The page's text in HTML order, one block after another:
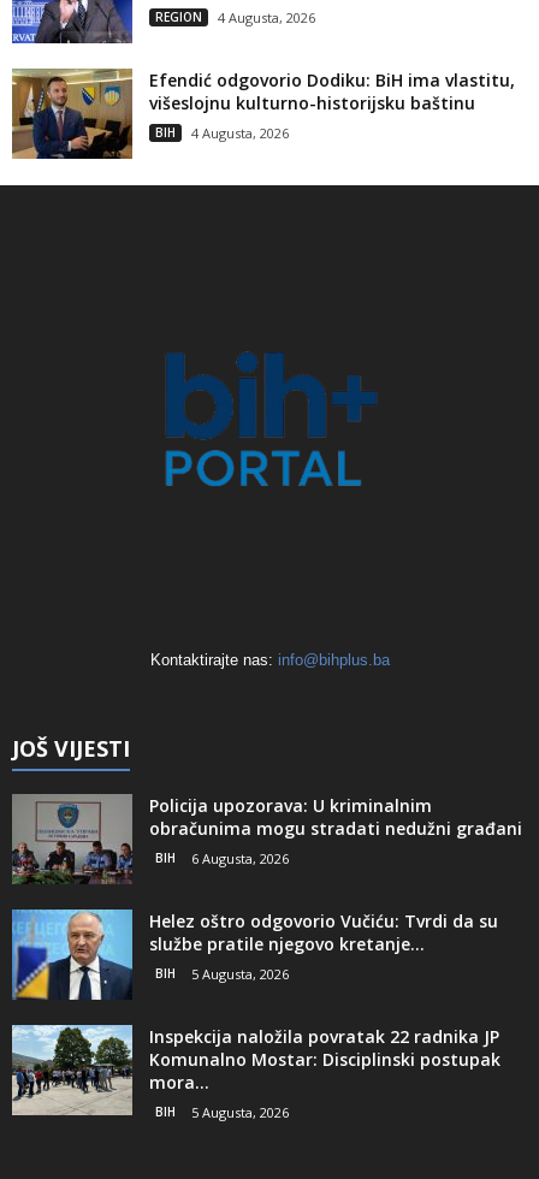
REGION 4 Augusta, 2026
Efendić odgovorio Dodiku: BiH ima vlastitu,
višeslojnu kulturno-historijsku baštinu
BIH 4 Augusta, 2026
Kontaktirajte nas: info@bihplus.ba
JOŠ VIJESTI
Policija upozorava: U kriminalnim
obračunima mogu stradati nedužni građani
BIH 6 Augusta, 2026
Helez oštro odgovorio Vučiću: Tvrdi da su
službe pratile njegovo kretanje...
BIH 5 Augusta, 2026
Inspekcija naložila povratak 22 radnika JP
Komunalno Mostar: Disciplinski postupak
mora...
BIH 5 Augusta, 2026